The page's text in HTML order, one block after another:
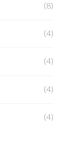
(8)
(4)
(4)
(4)
(4)